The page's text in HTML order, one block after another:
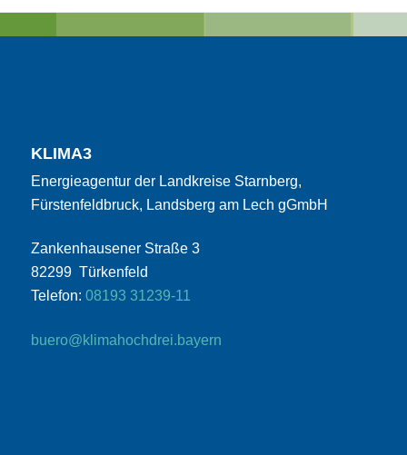
KLIMA3
Energieagentur der Landkreise Starnberg,
Fürstenfeldbruck, Landsberg am Lech gGmbH
Zankenhausener Straße 3
82299 Türkenfeld
Telefon: 08193 31239-11
buero@klimahochdrei.bayern